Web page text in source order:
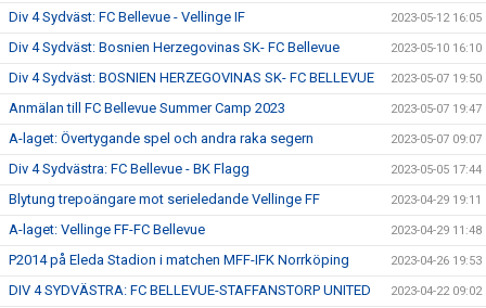
Div 4 Sydväst: FC Bellevue - Vellinge IF 2023-05-12 16:05
Div 4 Sydväst: Bosnien Herzegovinas SK- FC Bellevue 2023-05-10 16:10
Div 4 Sydväst: BOSNIEN HERZEGOVINAS SK- FC BELLEVUE 2023-05-07 19:50
Anmälan till FC Bellevue Summer Camp 2023 2023-05-07 19:47
A-laget: Övertygande spel och andra raka segern 2023-05-07 09:07
Div 4 Sydvästra: FC Bellevue - BK Flagg 2023-05-05 17:44
Blytung trepoängare mot serieledande Vellinge FF 2023-04-29 19:11
A-laget: Vellinge FF-FC Bellevue 2023-04-29 11:48
P2014 på Eleda Stadion i matchen MFF-IFK Norrköping 2023-04-26 19:53
DIV 4 SYDVÄSTRA: FC BELLEVUE-STAFFANSTORP UNITED 2023-04-22 09:02